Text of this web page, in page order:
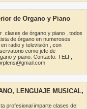
de Órgano y Piano
clases de órgano y piano , todos
de órgano en numerosos
radio y televisión , con
como jefe de
y piano. Contacto: TELF,
LENGUAJE MUSICAL,
profesional imparte clases de: